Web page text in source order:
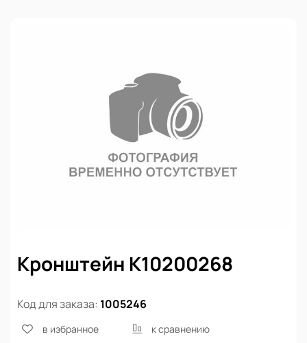
Кронштейн K10200268
Код для заказа: 1005246
в избранное к сравнению